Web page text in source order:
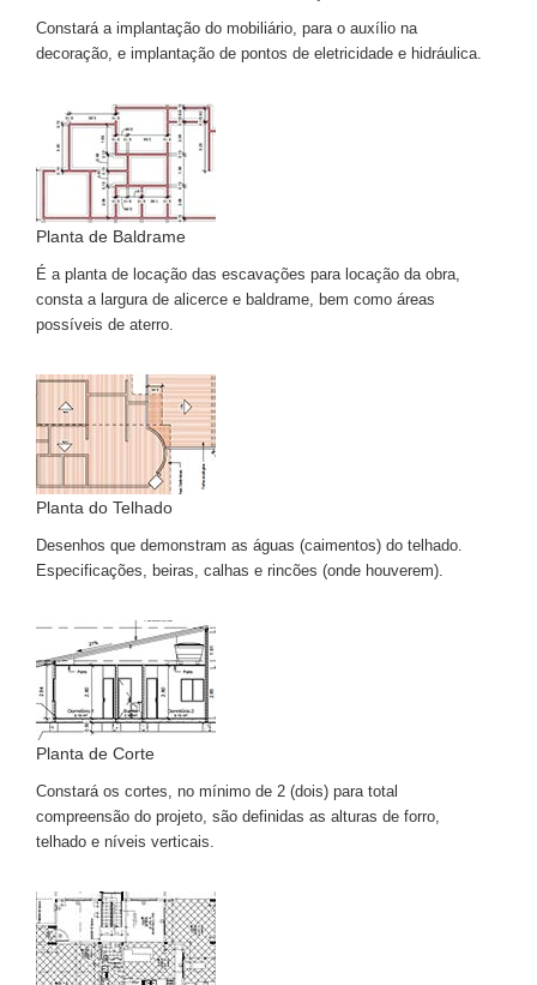
Constará a implantação do mobiliário, para o auxílio na
decoração, e implantação de pontos de eletricidade e hidráulica.
Planta de Baldrame
É a planta de locação das escavações para locação da obra,
consta a largura de alicerce e baldrame, bem como áreas
possíveis de aterro.
Planta do Telhado
Desenhos que demonstram as águas (caimentos) do telhado.
Especificações, beiras, calhas e rincões (onde houverem).
Planta de Corte
Constará os cortes, no mínimo de 2 (dois) para total
compreensão do projeto, são definidas as alturas de forro,
telhado e níveis verticais.